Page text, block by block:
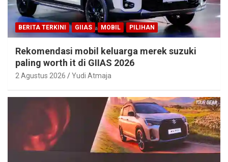
BERITA TERKINI GIIAS MOBIL PILIHAN
Rekomendasi mobil keluarga merek suzuki
paling worth it di GIIAS 2026
2 Agustus 2026 Yudi Atmaja